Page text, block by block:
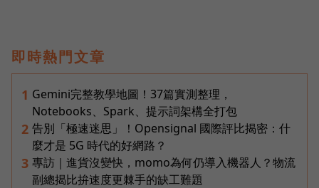
即時熱門文章
1 Gemini完整教學地圖！37篇實測整理，
Notebooks、Spark、提示詞架構全打包
2 告別「極速迷思」！Opensignal 國際評比揭密：什
麼才是 5G 時代的好網路？
3 專訪｜進貨沒變快，momo為何仍導入機器人？物流
副總揭比拚速度更棘手的缺工難題